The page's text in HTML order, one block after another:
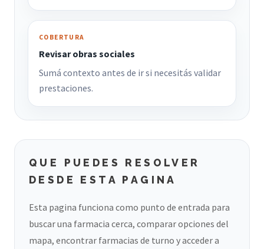
COBERTURA
Revisar obras sociales
Sumá contexto antes de ir si necesitás validar
prestaciones.
QUE PUEDES RESOLVER
DESDE ESTA PAGINA
Esta pagina funciona como punto de entrada para
buscar una farmacia cerca, comparar opciones del
mapa, encontrar farmacias de turno y acceder a